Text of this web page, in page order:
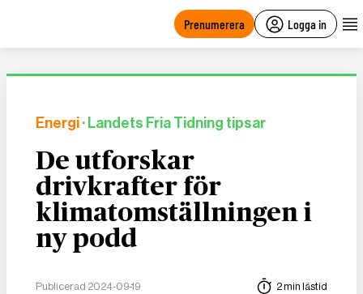
Prenumerera Logga in
Energi· Landets Fria Tidning tipsar
De utforskar
drivkrafter för
klimatomställningen i
ny podd
Publicerad 2024-09-19 2 min lästid